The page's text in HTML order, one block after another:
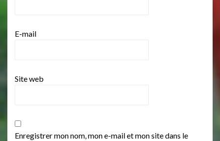
E-mail
Site web
Enregistrer mon nom, mon e-mail et mon site dans le